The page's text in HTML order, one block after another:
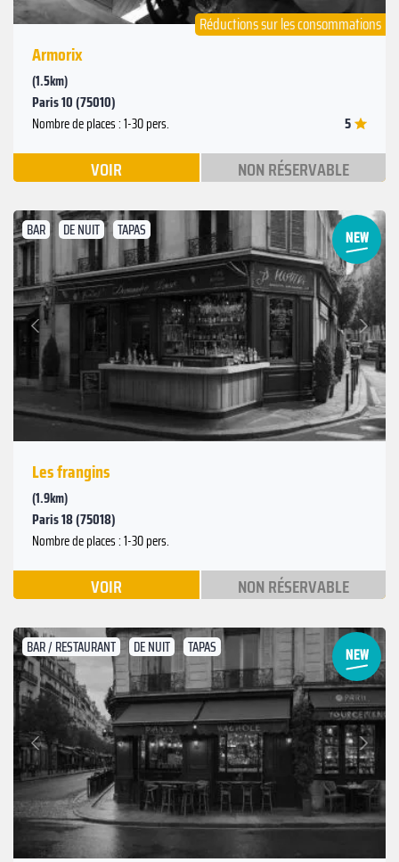
Réductions sur les consommations
Armorix
(1.5km)
Paris 10 (75010)
Nombre de places : 1-30 pers. 5
VOIR NON RÉSERVABLE
BAR DE NUIT TAPAS
Précédent
Suivant
Les frangins
(1.9km)
Paris 18 (75018)
Nombre de places : 1-30 pers.
VOIR NON RÉSERVABLE
BAR / RESTAURANT DE NUIT TAPAS
Précédent
Suivant